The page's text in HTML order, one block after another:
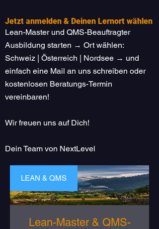
Jetzt anmelden & Deinen Lernort wählen
Lean-Master und QMS-Beauftragter
Ausbildung starten → Ort wählen:
Schweiz | Österreich | Nordsee → und
einfach eine Mail an uns schreiben oder
kostenlosen Beratungs-Termin
vereinbaren!
Wir freuen uns auf Dich!
Dein Team von NextLevel
LEAN & QMS
Lean-Master & QMS-